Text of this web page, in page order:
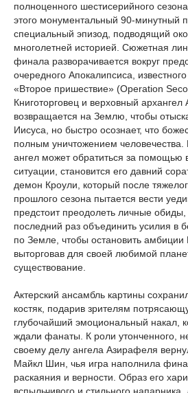
полноценного шестисерийного
этого монументальный 90-минутный
специальный эпизод, подводящий
многолетней историей. Сюжетная
финала разворачивается вокруг
очередного Апокалипсиса,
«Второе пришествие» (Operation
Книготорговец и верховный
возвращается на Землю, чтобы
Иисуса, но быстро осознает, что
полным уничтожением
ангел может обратиться за помощью
ситуации, становится его давний
демон Кроули, который после
прошлого сезона пытается вести
предстоит преодолеть личные
последний раз объединить усилия в
по Земле, чтобы остановить амбиции
выторговав для своей любимой
существование.
Актерский ансамбль картины
костяк, подарив зрителям
глубочайший эмоциональный накал,
ждали фанаты. К роли утонченного,
своему делу ангела Азирафеля
Майкл Шин, чья игра наполнила
раскаяния и верности. Образ его